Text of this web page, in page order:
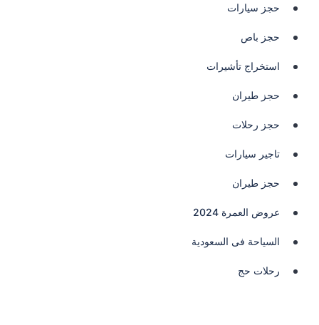
حجز سيارات
حجز باص
استخراج تأشيرات
حجز طيران
حجز رحلات
تاجير سيارات
حجز طيران
عروض العمرة 2024
السياحة فى السعودية
رحلات حج